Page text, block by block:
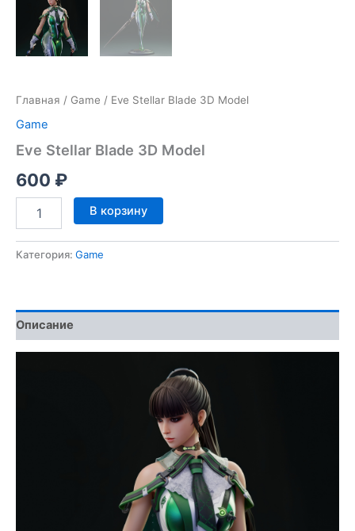
Главная / Game / Eve Stellar Blade 3D Model
Game
Eve Stellar Blade 3D Model
600 ₽
Количество
товара
Stellar
В корзину
Категория: Game
Описание